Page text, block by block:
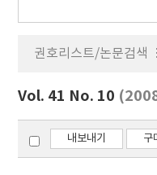
권호리스트/논문검색
Vol. 41 No. 10
내보내기 구